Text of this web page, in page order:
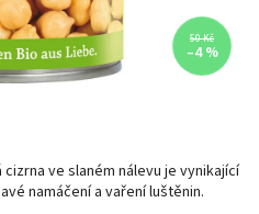
50 Kč
–4 %
ve slaném nálevu je vynikající
namáčení a vaření luštěnin.